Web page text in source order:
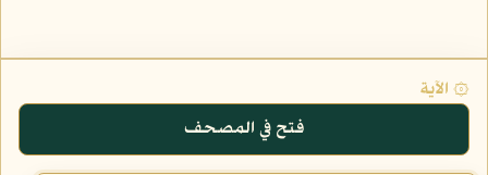
۞ الآية
فتح في المصحف